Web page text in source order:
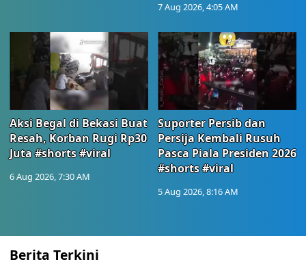
7 Aug 2026, 4:05 AM
Aksi Begal di Bekasi Buat
Resah, Korban Rugi Rp30
Juta #shorts #viral
6 Aug 2026, 7:30 AM
Suporter Persib dan
Persija Kembali Rusuh
Pasca Piala Presiden 2026
#shorts #viral
5 Aug 2026, 8:16 AM
Berita Terkini